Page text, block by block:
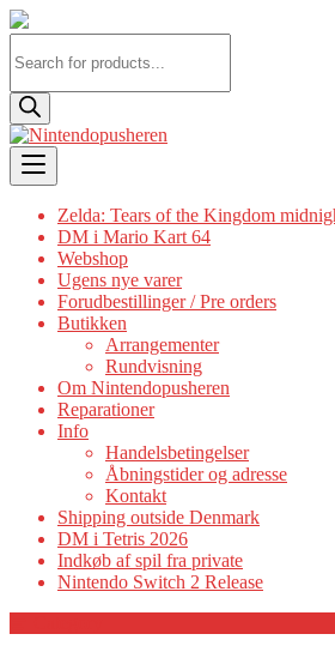
search
Skip
to
content
Zelda: Tears of the Kingdom
DM i Mario Kart 64
Webshop
Ugens nye varer
Forudbestillinger / Pre orders
Butikken
Arrangementer
Rundvisning
Om Nintendopusheren
Reparationer
Info
Handelsbetingelser
Åbningstider og adresse
Kontakt
Shipping outside Denmark
DM i Tetris 2026
Indkøb af spil fra private
Nintendo Switch 2 Release